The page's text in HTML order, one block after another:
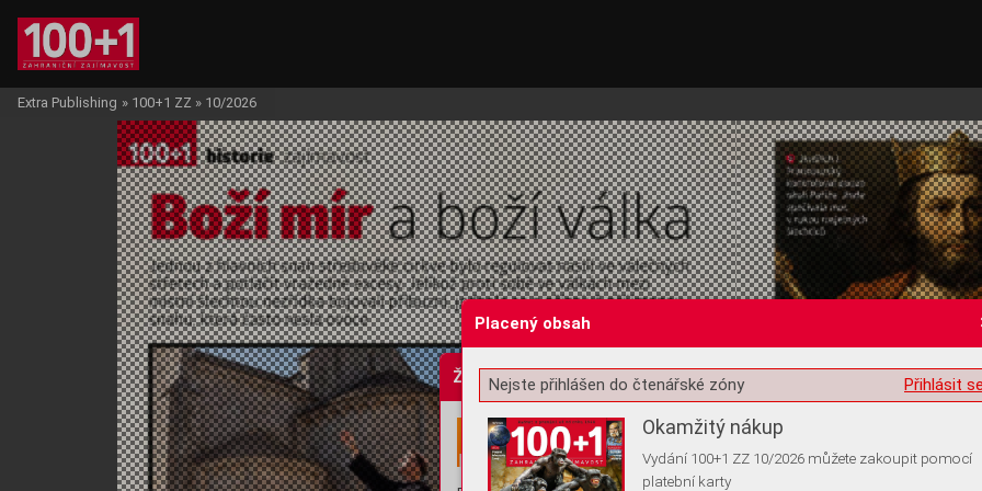
Žádost o souhlas s ukládáním volitelných informací
Extra Publishing » 100+1 ZZ » 10/2026
Placený obsah
Přihlásit
Nejste přihlášen do čtenářské zóny
Okamžitý nákup
Vydání 100+1 ZZ 10/2026 můžete zakoupit pomocí
platební karty